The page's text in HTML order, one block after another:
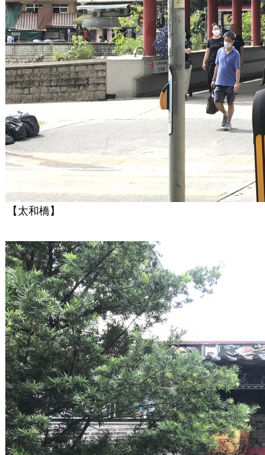
【太和橋】